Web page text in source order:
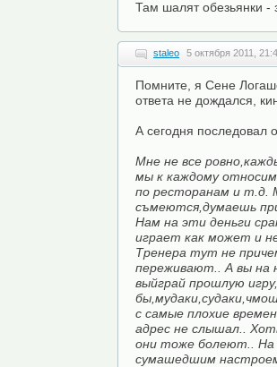
Там шалят обезьянки -
staleo 5 октября 2011,
Помните, я Сене
ответа не дождался,
А сегодня последовал
Мне не все
мы к каждому
по ресторанам и т.д.
съмеются,думаешь
Нам на эти деньги
играет как может и
Тренера тут не
переживают.. А вы на
выйграй прошлую
с самые плохие
адрес не слышал..
они тоже болеют.. На
сумашедшим